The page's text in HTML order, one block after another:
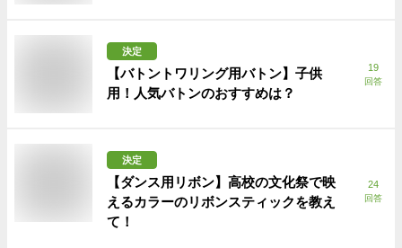
決定
【バトントワリング用バトン】子供
用！人気バトンのおすすめは？
19
回答
決定
【ダンス用リボン】高校の文化祭で映
えるカラーのリボンスティックを教え
て！
24
回答